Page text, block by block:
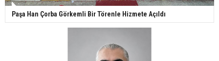
Paşa Han Çorba Görkemli Bir Törenle Hizmete Açıldı